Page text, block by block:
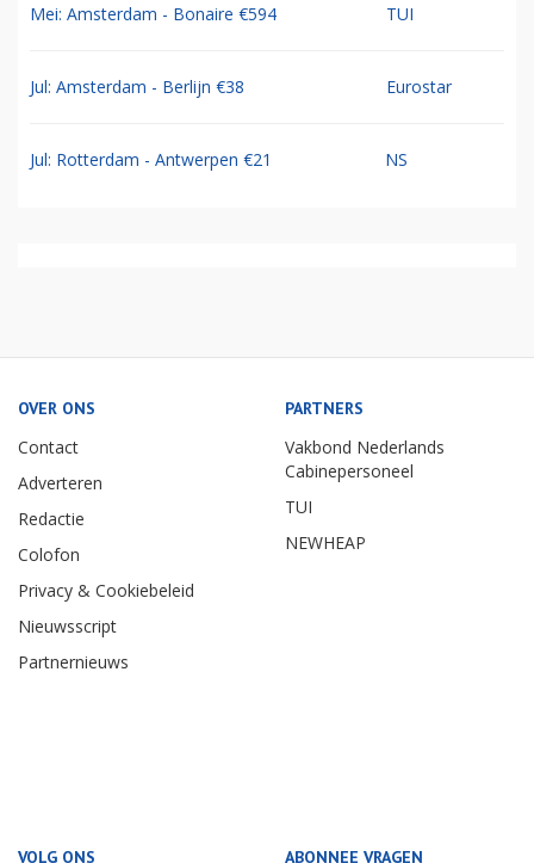
Mei: Amsterdam - Bonaire €594 TUI
Jul: Amsterdam - Berlijn €38 Eurostar
Jul: Rotterdam - Antwerpen €21 NS
OVER ONS
Contact
Adverteren
Redactie
Colofon
Privacy & Cookiebeleid
Nieuwsscript
Partnernieuws
PARTNERS
Vakbond Nederlands
Cabinepersoneel
TUI
NEWHEAP
VOLG ONS ABONNEE VRAGEN